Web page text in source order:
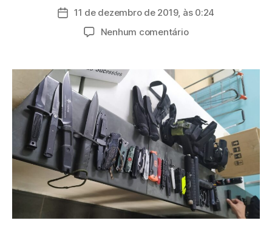
do
Data
publicação
11 de dezembro de 2019, às 0:24
Nenhum comentárioem
detido
ao
tentar
entrar
com
arsenal
de
facas
no
Fórum
de
Mogi